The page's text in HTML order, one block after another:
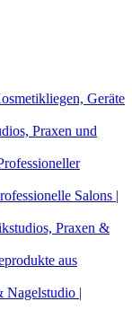
Geräte
Praxen und
Salons |
Praxen &
aus
Nagelstudio |